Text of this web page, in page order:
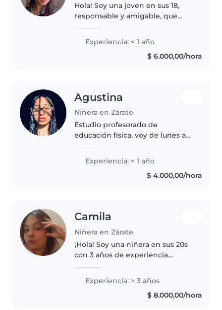
Hola! Soy una joven en sus 18,
responsable y amigable, que
cursando mi último año de
secundaria y me encanta cuidar
Experiencia: < 1 año
$ 6.000,00/hora
Agustina
Niñera en Zárate
Estudio profesorado de
educación física, voy de lunes a
lunes y miércoles y jueves a la
13:00 y salgo a la 18:30, los martes
entro a la 10 de la mañana..
Experiencia: < 1 año
$ 4.000,00/hora
Camila
Niñera en Zárate
¡Hola! Soy una niñera en sus 20s
con 3 años de experiencia
preescolar y en edad de jardín
de infantes. Me encanta dibujar y
jugar con los niños, y soy muy
Experiencia: > 3 años
$ 8.000,00/hora